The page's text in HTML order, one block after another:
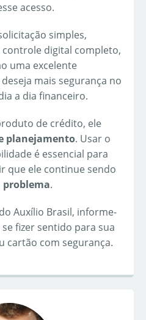
acesso.
simples,
controle digital completo,
uma excelente
mais segurança no
a dia financeiro.
de crédito, ele
planejamento. Usar o
é essencial para
que ele continue sendo
problema.
Auxílio Brasil, informe-
fizer sentido para sua
cartão com segurança.